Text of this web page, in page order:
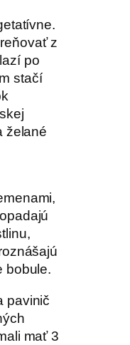
z
po
stačí
želané
bobule.
pavinič
mať 3